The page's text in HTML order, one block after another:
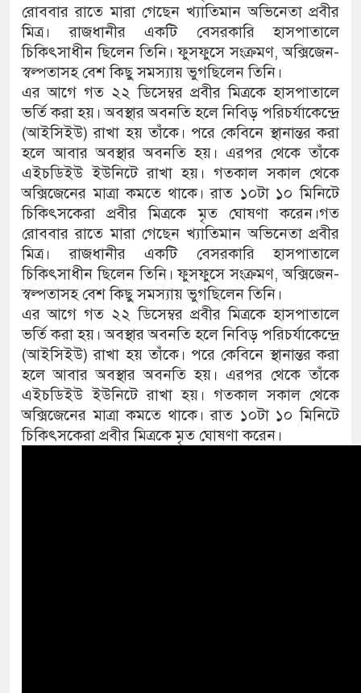
রোববার রাতে মারা গেছেন খ্যাতিমান অভিনেতা প্রবীর
মিত্র। রাজধানীর একটি বেসরকারি হাসপাতালে
চিকিৎসাধীন ছিলেন তিনি। ফুসফুসে সংক্রমণ, অক্সিজেন-
স্বল্পতাসহ বেশ কিছু সমস্যায় ভুগছিলেন তিনি।
এর আগে গত ২২ ডিসেম্বর প্রবীর মিত্রকে হাসপাতালে
ভর্তি করা হয়। অবস্থার অবনতি হলে নিবিড় পরিচর্যাকেন্দ্রে
(আইসিইউ) রাখা হয় তাঁকে। পরে কেবিনে স্থানান্তর করা
হলে আবার অবস্থার অবনতি হয়। এরপর থেকে তাঁকে
এইচডিইউ ইউনিটে রাখা হয়। গতকাল সকাল থেকে
অক্সিজেনের মাত্রা কমতে থাকে। রাত ১০টা ১০ মিনিটে
চিকিৎসকেরা প্রবীর মিত্রকে মৃত ঘোষণা করেন।গত
রোববার রাতে মারা গেছেন খ্যাতিমান অভিনেতা প্রবীর
মিত্র। রাজধানীর একটি বেসরকারি হাসপাতালে
চিকিৎসাধীন ছিলেন তিনি। ফুসফুসে সংক্রমণ, অক্সিজেন-
স্বল্পতাসহ বেশ কিছু সমস্যায় ভুগছিলেন তিনি।
এর আগে গত ২২ ডিসেম্বর প্রবীর মিত্রকে হাসপাতালে
ভর্তি করা হয়। অবস্থার অবনতি হলে নিবিড় পরিচর্যাকেন্দ্রে
(আইসিইউ) রাখা হয় তাঁকে। পরে কেবিনে স্থানান্তর করা
হলে আবার অবস্থার অবনতি হয়। এরপর থেকে তাঁকে
এইচডিইউ ইউনিটে রাখা হয়। গতকাল সকাল থেকে
অক্সিজেনের মাত্রা কমতে থাকে। রাত ১০টা ১০ মিনিটে
চিকিৎসকেরা প্রবীর মিত্রকে মৃত ঘোষণা করেন।